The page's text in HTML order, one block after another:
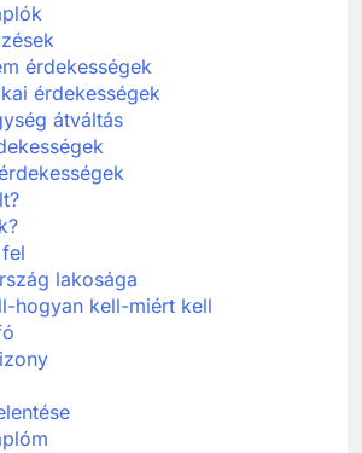
érdekességek
érdekességek
átváltás
lakosága
hogyan kell-miért kell